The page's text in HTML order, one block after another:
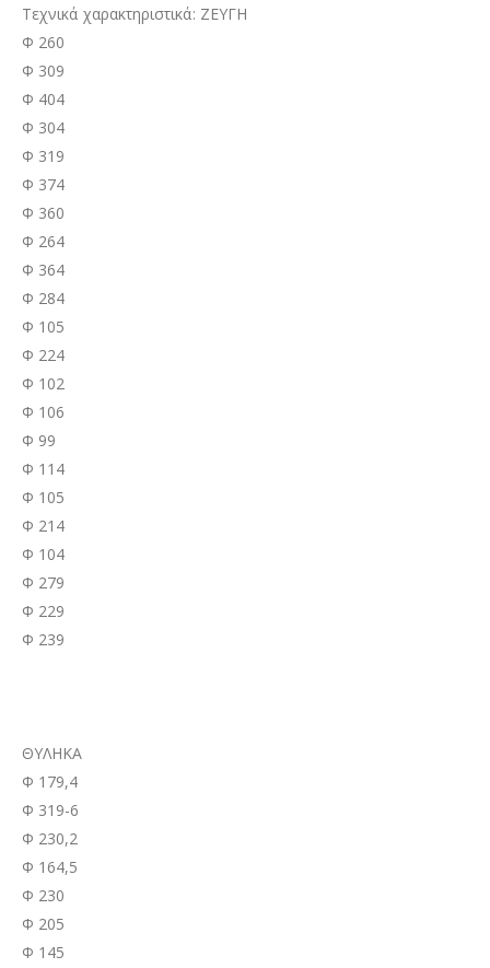
Τεχνικά χαρακτηριστικά: ΖΕΥΓΗ
Φ 260
Φ 309
Φ 404
Φ 304
Φ 319
Φ 374
Φ 360
Φ 264
Φ 364
Φ 284
Φ 105
Φ 224
Φ 102
Φ 106
Φ 99
Φ 114
Φ 105
Φ 214
Φ 104
Φ 279
Φ 229
Φ 239
ΘΥΛΗΚΑ
Φ 179,4
Φ 319-6
Φ 230,2
Φ 164,5
Φ 230
Φ 205
Φ 145